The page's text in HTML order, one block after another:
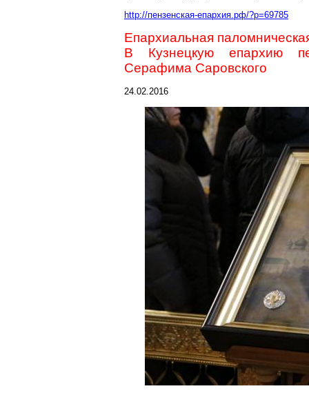
http://пензенская-епархия.рф/?p=69785
Епархиальная
В Кузнецкую епархию
Серафима Саровского
24.02.2016